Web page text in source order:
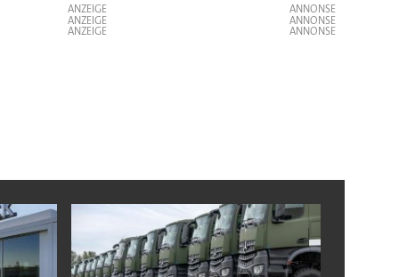
ANZEIGE
ANZEIGE
ANZEIGE